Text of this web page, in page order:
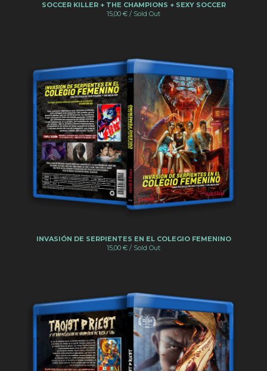
SOCCER KILLER + THE CHAMPIONS + SEXY SOCCER
15,00 € / Sold Out
INVASIÓN DE SERPIENTES EN EL COLEGIO FEMENINO
15,00 € / Sold Out